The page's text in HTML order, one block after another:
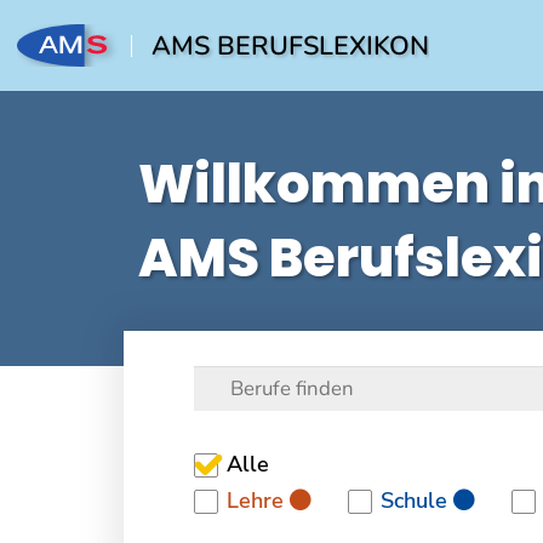
AMS BERUFSLEXIKON
Willkommen
AMS
Alle
Lehre
Schule